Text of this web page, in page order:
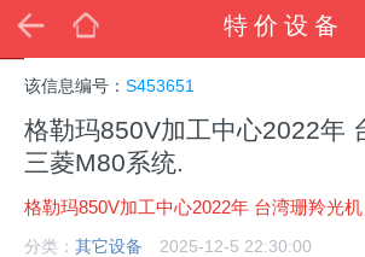
特价设备
该信息编号：S453651
格勒玛850V加工中心2022年
三菱M80系统.
格勒玛850V加工中心2022年 台湾珊羚光机
分类：其它设备 2025-12-5 22:30:00